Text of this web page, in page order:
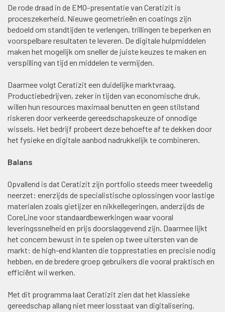
De rode draad in de EMO-presentatie van Ceratizit is
proceszekerheid. Nieuwe geometrieën en coatings zijn
bedoeld om standtijden te verlengen, trillingen te beperken en
voorspelbare resultaten te leveren. De digitale hulpmiddelen
maken het mogelijk om sneller de juiste keuzes te maken en
verspilling van tijd en middelen te vermijden.
Daarmee volgt Ceratizit een duidelijke marktvraag.
Productiebedrijven, zeker in tijden van economische druk,
willen hun resources maximaal benutten en geen stilstand
riskeren door verkeerde gereedschapskeuze of onnodige
wissels. Het bedrijf probeert deze behoefte af te dekken door
het fysieke en digitale aanbod nadrukkelijk te combineren.
Balans
Opvallend is dat Ceratizit zijn portfolio steeds meer tweedelig
neerzet: enerzijds de specialistische oplossingen voor lastige
materialen zoals gietijzer en nikkellegeringen, anderzijds de
CoreLine voor standaardbewerkingen waar vooral
leveringssnelheid en prijs doorslaggevend zijn. Daarmee lijkt
het concern bewust in te spelen op twee uitersten van de
markt: de high-end klanten die topprestaties en precisie nodig
hebben, en de bredere groep gebruikers die vooral praktisch en
efficiënt wil werken.
Met dit programma laat Ceratizit zien dat het klassieke
gereedschap allang niet meer losstaat van digitalisering.